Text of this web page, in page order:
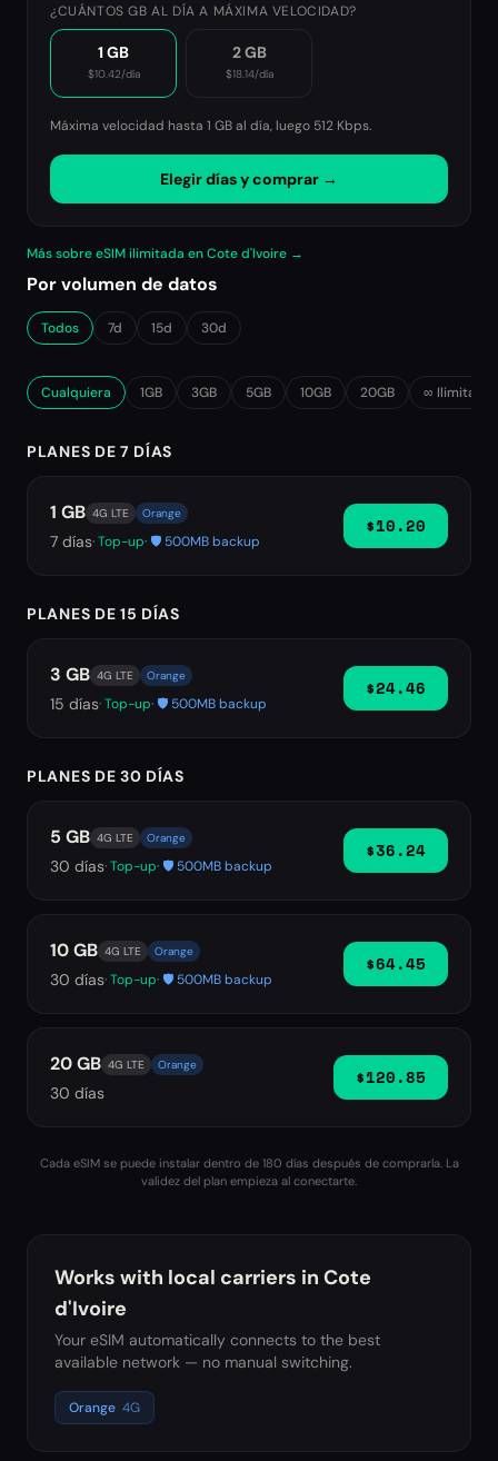
¿CUÁNTOS GB AL DÍA A MÁXIMA VELOCIDAD?
1 GB
$10.42/día
2 GB
$18.14/día
Máxima velocidad hasta 1 GB al día, luego 512 Kbps.
Elegir días y comprar →
Más sobre eSIM ilimitada en Cote d'Ivoire →
Por volumen de datos
Todos 7d 15d 30d
Cualquiera 1GB 3GB 5GB 10GB 20GB ∞ Ilimitado
PLANES DE 7 DÍAS
1 GB 4G LTE Orange
7 días· Top-up· 🛡️ 500MB backup
$10.20
PLANES DE 15 DÍAS
3 GB 4G LTE Orange
15 días· Top-up· 🛡️ 500MB backup
$24.46
PLANES DE 30 DÍAS
5 GB 4G LTE Orange
30 días· Top-up· 🛡️ 500MB backup
$36.24
10 GB 4G LTE Orange
30 días· Top-up· 🛡️ 500MB backup
$64.45
20 GB 4G LTE Orange
30 días
$120.85
Cada eSIM se puede instalar dentro de 180 días después de comprarla. La
validez del plan empieza al conectarte.
Works with local carriers in Cote
d'Ivoire
Your eSIM automatically connects to the best
available network — no manual switching.
Orange 4G